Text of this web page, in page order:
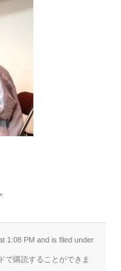
1:08 PM and is filed under
で購読することができま